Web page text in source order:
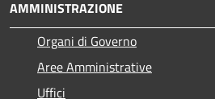
AMMINISTRAZIONE
Organi di Governo
Aree Amministrative
Uffici